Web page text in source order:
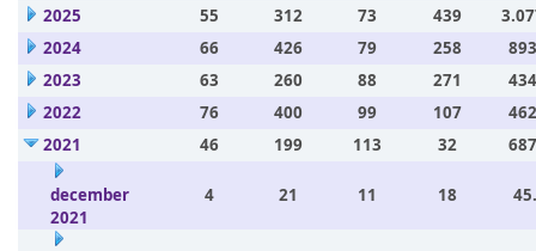
2025
55 312 73 439
2024
66 426 79 258
2023
63 260 88 271
2022
76 400 99 107
2021
46 199 113 32
december
2021
4 21 11 18